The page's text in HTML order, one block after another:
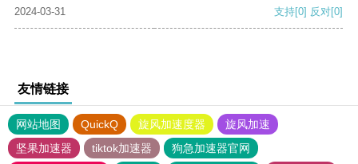
2024-03-31
支持[0] 反对[0]
友情链接
网站地图 QuickQ 旋风加速度器
旋风加速
坚果加速器
tiktok加速器
狗急加速器官网